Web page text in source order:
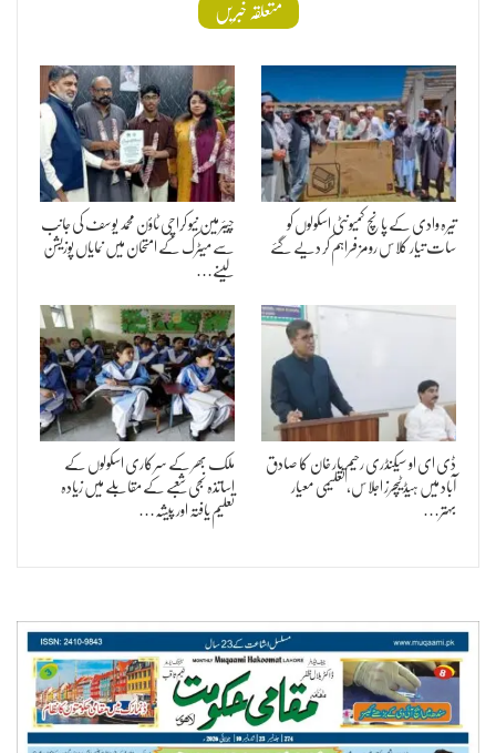
متعلقہ خبریں
تیرہ وادی کے پانچ کمیونٹی اسکولوں کو
سات تیار کلاس رومز فراہم کر دیے گئے
چیئرمین نیو کراچی ٹاؤن محمد یوسف کی جانب
سے میٹرک کے امتحان میں نمایاں پوزیشن
لینے…
ڈی ای او سیکنڈری رحیم یار خان کا صادق
آباد میں ہیڈ ٹیچرز اجلاس، تعلیمی معیار
بہتر…
ملک بھر کے سرکاری اسکولوں کے
اساتذہ نجی شعبے کے مقابلے میں زیادہ
تعلیم یافتہ اور پیشہ…